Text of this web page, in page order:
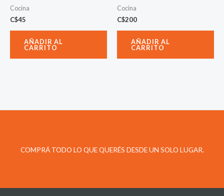
Cocina
C$45
AÑADIR AL
CARRITO
Cocina
C$200
AÑADIR AL
CARRITO
COMPRÁ TODO LO QUE QUERÉS DESDE UN SOLO LUGAR.